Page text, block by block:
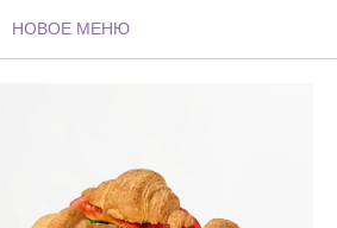
НОВОЕ МЕНЮ